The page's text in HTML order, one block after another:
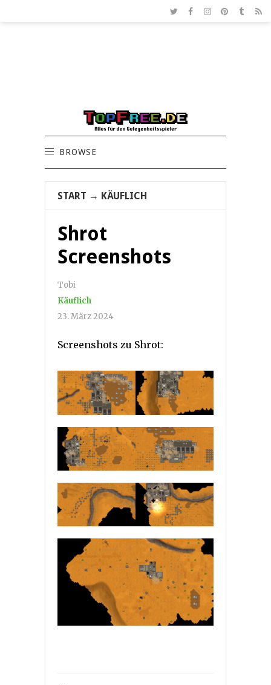
BROWSE
START → KÄUFLICH
Shrot
Screenshots
Tobi
Käuflich
23. März 2024
Screenshots zu Shrot: